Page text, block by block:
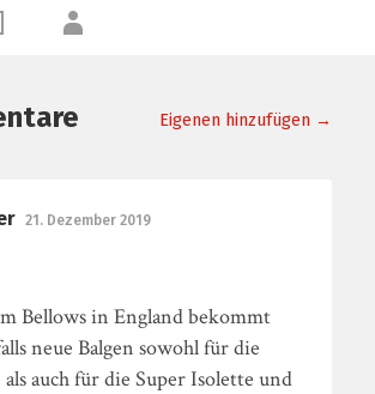
Eigenen hinzufügen →
21. Dezember 2019
Bellows in England bekommt
neue Balgen sowohl für die
auch für die Super Isolette und